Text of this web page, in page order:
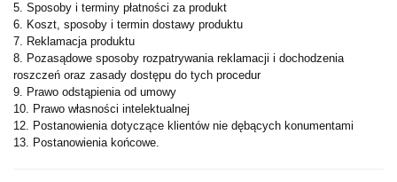
5. Sposoby i terminy płatności za produkt
6. Koszt, sposoby i termin dostawy produktu
7. Reklamacja produktu
8. Pozasądowe sposoby rozpatrywania reklamacji i dochodzenia
roszczeń oraz zasady dostępu do tych procedur
9. Prawo odstąpienia od umowy
10. Prawo własności intelektualnej
12. Postanowienia dotyczące klientów nie dębących konumentami
13. Postanowienia końcowe.